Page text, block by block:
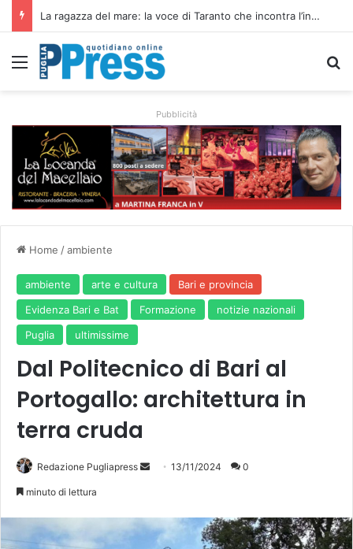
Siccità e caro gasolio colpiscono le campagne pugliesi: irrigare costa il 50,6% in più
Menu
Pubblicità
Home /ambiente
ambiente arte e cultura
Bari e provincia
Evidenza Bari e Bat
Formazione
notizie nazionali
Puglia
ultimissime
Dal Politecnico di Bari al
Portogallo: architettura in
terra cruda
Redazione Pugliapress
Invia 13/11/2024 0
minuto di lettura